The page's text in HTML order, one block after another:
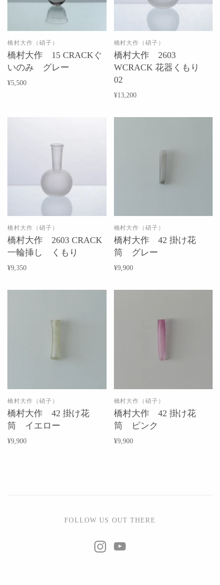
橋村大作（硝子）
橋村大作 15 CRACKぐ
いのみ グレー
¥5,500
橋村大作（硝子）
橋村大作 2603
WCRACK 花器くもり
02
¥13,200
橋村大作（硝子）
橋村大作 2603 CRACK
一輪挿し くもり
¥9,350
橋村大作（硝子）
橋村大作 42 掛け花
筒 グレー
¥9,900
橋村大作（硝子）
橋村大作 42 掛け花
筒 イエロー
¥9,900
橋村大作（硝子）
橋村大作 42 掛け花
筒 ピンク
¥9,900
FOLLOW US OUT THERE